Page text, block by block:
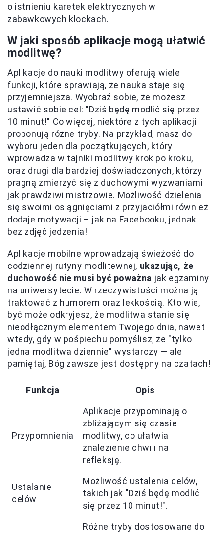
o istnieniu karetek elektrycznych w
zabawkowych klockach.
W jaki sposób aplikacje mogą ułatwić
modlitwę?
Aplikacje do nauki modlitwy oferują wiele
funkcji, które sprawiają, że nauka staje się
przyjemniejsza. Wyobraź sobie, że możesz
ustawić sobie cel: "Dziś będę modlić się przez
10 minut!" Co więcej, niektóre z tych aplikacji
proponują różne tryby. Na przykład, masz do
wyboru jeden dla początkujących, który
wprowadza w tajniki modlitwy krok po kroku,
oraz drugi dla bardziej doświadczonych, którzy
pragną zmierzyć się z duchowymi wyzwaniami
jak prawdziwi mistrzowie. Możliwość dzielenia
się swoimi osiągnięciami z przyjaciółmi również
dodaje motywacji – jak na Facebooku, jednak
bez zdjęć jedzenia!
Aplikacje mobilne wprowadzają świeżość do
codziennej rutyny modlitewnej, ukazując, że
duchowość nie musi być poważna jak egzaminy
na uniwersytecie. W rzeczywistości można ją
traktować z humorem oraz lekkością. Kto wie,
być może odkryjesz, że modlitwa stanie się
nieodłącznym elementem Twojego dnia, nawet
wtedy, gdy w pośpiechu pomyślisz, że "tylko
jedna modlitwa dziennie" wystarczy — ale
pamiętaj, Bóg zawsze jest dostępny na czatach!
Funkcja Opis
Przypomnienia
Aplikacje przypominają o
zbliżającym się czasie
modlitwy, co ułatwia
znalezienie chwili na
refleksję.
Ustalanie
celów
Możliwość ustalenia celów,
takich jak "Dziś będę modlić
się przez 10 minut!".
Różne tryby dostosowane do